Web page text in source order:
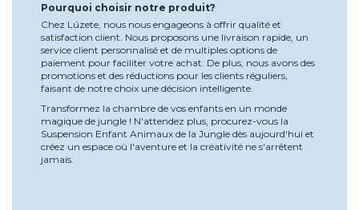
Pourquoi choisir notre produit?
Chez Lúzete, nous nous engageons à offrir qualité et
satisfaction client. Nous proposons une livraison rapide, un
service client personnalisé et de multiples options de
paiement pour faciliter votre achat. De plus, nous avons des
promotions et des réductions pour les clients réguliers,
faisant de notre choix une décision intelligente.
Transformez la chambre de vos enfants en un monde
magique de jungle ! N'attendez plus, procurez-vous la
Suspension Enfant Animaux de la Jungle dès aujourd'hui et
créez un espace où l'aventure et la créativité ne s'arrêtent
jamais.